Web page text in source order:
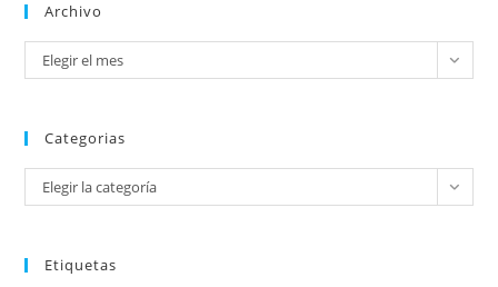
Archivo
Elegir el mes
Categorias
Elegir la categoría
Etiquetas